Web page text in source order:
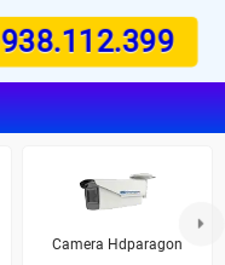
Camera Hdparagon